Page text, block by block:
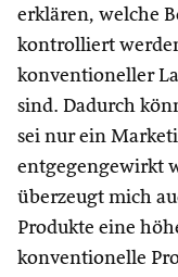
erklären, welche
kontrolliert
konventioneller
sind. Dadurch
sei nur ein
entgegengewirkt
überzeugt mich
Produkte eine
konventionelle